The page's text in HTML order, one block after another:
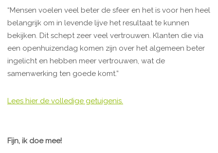
“Mensen voelen veel beter de sfeer en het is voor hen heel
belangrijk om in levende lijve het resultaat te kunnen
bekijken. Dit schept zeer veel vertrouwen. Klanten die via
een openhuizendag komen zijn over het algemeen beter
ingelicht en hebben meer vertrouwen, wat de
samenwerking ten goede komt.”
Lees hier de volledige getuigenis.
Fijn, ik doe mee!